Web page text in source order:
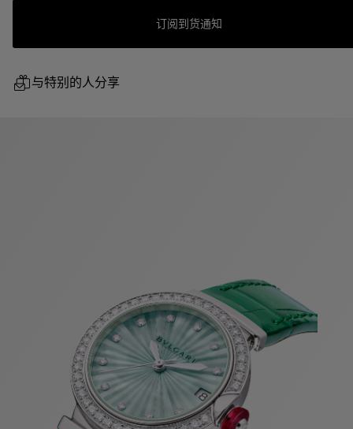
订阅到货通知
与特别的人分享